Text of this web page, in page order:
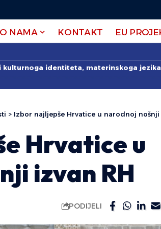
O NAMA KONTAKT EU
identiteta, materinskoga
> Izbor najljepše Hrvatice u narodnoj nošnji
Hrvatice u
izvan RH
PODIJELI